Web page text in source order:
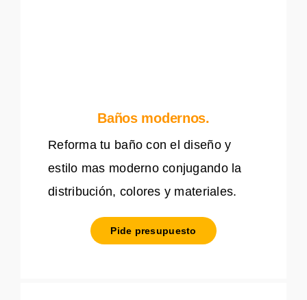
Baños modernos.
Reforma tu baño con el diseño y
estilo mas moderno conjugando la
distribución, colores y materiales.
Pide presupuesto